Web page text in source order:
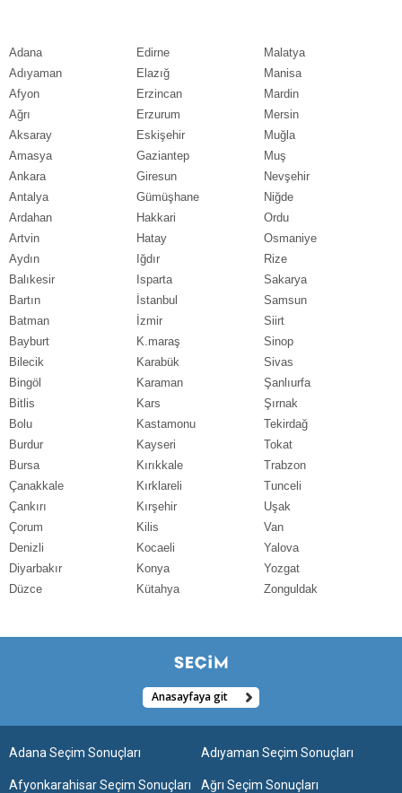
Adana
Adıyaman
Afyon
Ağrı
Aksaray
Amasya
Ankara
Antalya
Ardahan
Artvin
Aydın
Balıkesir
Bartın
Batman
Bayburt
Bilecik
Bingöl
Bitlis
Bolu
Burdur
Bursa
Çanakkale
Çankırı
Çorum
Denizli
Diyarbakır
Düzce
Edirne
Elazığ
Erzincan
Erzurum
Eskişehir
Gaziantep
Giresun
Gümüşhane
Hakkari
Hatay
Iğdır
Isparta
İstanbul
İzmir
K.maraş
Karabük
Karaman
Kars
Kastamonu
Kayseri
Kırıkkale
Kırklareli
Kırşehir
Kilis
Kocaeli
Konya
Kütahya
Malatya
Manisa
Mardin
Mersin
Muğla
Muş
Nevşehir
Niğde
Ordu
Osmaniye
Rize
Sakarya
Samsun
Siirt
Sinop
Sivas
Şanlıurfa
Şırnak
Tekirdağ
Tokat
Trabzon
Tunceli
Uşak
Van
Yalova
Yozgat
Zonguldak
Anasayfaya git
Adana Seçim Sonuçları Adıyaman Seçim Sonuçları
Afyonkarahisar Seçim Sonuçları Ağrı Seçim Sonuçları